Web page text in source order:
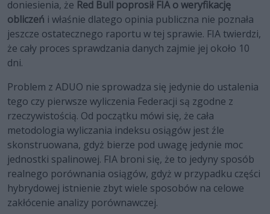
doniesienia, że Red Bull poprosił FIA o weryfikację
obliczeń i właśnie dlatego opinia publiczna nie poznała
jeszcze ostatecznego raportu w tej sprawie. FIA twierdzi,
że cały proces sprawdzania danych zajmie jej około 10
dni.
Problem z ADUO nie sprowadza się jedynie do ustalenia
tego czy pierwsze wyliczenia Federacji są zgodne z
rzeczywistością. Od początku mówi się, że cała
metodologia wyliczania indeksu osiągów jest źle
skonstruowana, gdyż bierze pod uwagę jedynie moc
jednostki spalinowej. FIA broni się, że to jedyny sposób
realnego porównania osiągów, gdyż w przypadku części
hybrydowej istnienie zbyt wiele sposobów na celowe
zakłócenie analizy porównawczej.